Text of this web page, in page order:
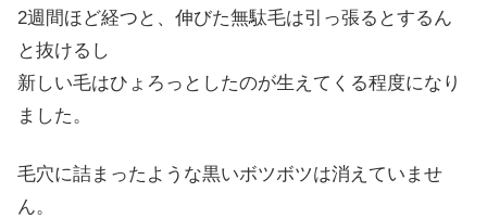
2週間ほど経つと、伸びた無駄毛は引っ張るとするん
と抜けるし
新しい毛はひょろっとしたのが生えてくる程度になり
ました。
毛穴に詰まったような黒いボツボツは消えていませ
ん。